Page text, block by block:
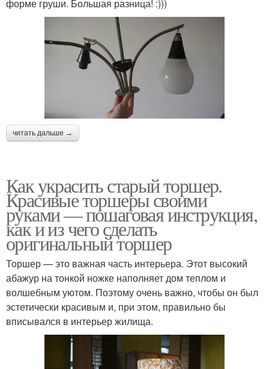
форме груши. Большая разница! :)))
читать дальше →
Как украсить старый торшер.
Красивые торшеры своими
руками — пошаговая инструкция,
как и из чего сделать
оригинальный торшер
Торшер — это важная часть интерьера. Этот высокий
абажур на тонкой ножке наполняет дом теплом и
волшебным уютом. Поэтому очень важно, чтобы он был
эстетически красивым и, при этом, правильно бы
вписывался в интерьер жилища.